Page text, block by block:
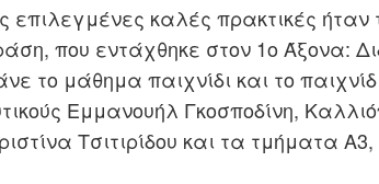
καλές πρακτικές ήταν
που εντάχθηκε στον 1ο Άξονα:
το μάθημα παιχνίδι και το
Εμμανουήλ Γκοσποδίνη,
Τσιτιρίδου και τα τμήματα